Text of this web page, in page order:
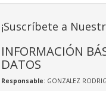
¡Suscríbete a
INFORMACIÓN
DATOS
Responsable: GONZALEZ